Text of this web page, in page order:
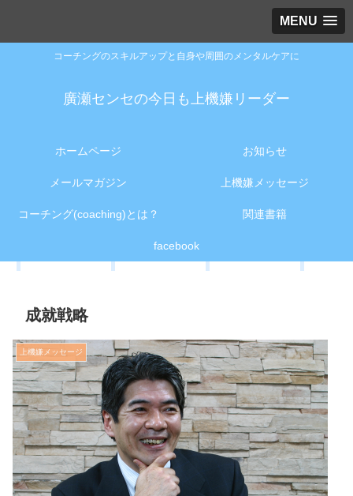
MENU
コーチングのスキルアップと自身や周囲のメンタルケアに
廣瀬センセの今日も上機嫌リーダー
ホームページ お知らせ
メールマガジン 上機嫌メッセージ
コーチング(coaching)とは？ 関連書籍
facebook
成就戦略
上機嫌メッセージ